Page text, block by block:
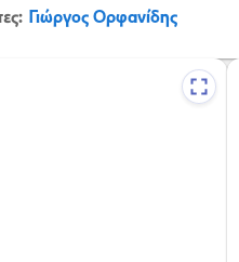
Γιώργος Ορφανίδης